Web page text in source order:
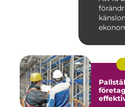
Pallställ